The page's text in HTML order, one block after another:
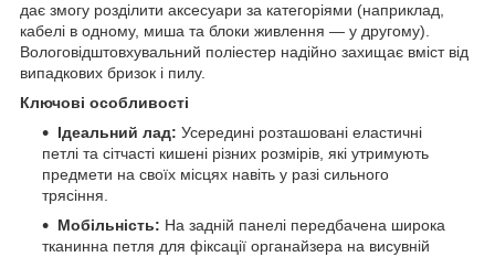
дає змогу розділити аксесуари за категоріями (наприклад,
кабелі в одному, миша та блоки живлення — у другому).
Вологовідштовхувальний поліестер надійно захищає вміст від
випадкових бризок і пилу.
Ключові особливості
Ідеальний лад: Усередині розташовані еластичні
петлі та сітчасті кишені різних розмірів, які утримують
предмети на своїх місцях навіть у разі сильного
трясіння.
Мобільність: На задній панелі передбачена широка
тканинна петля для фіксації органайзера на висувній